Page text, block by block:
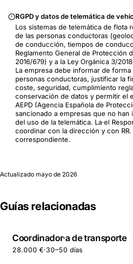
RGPD y datos de telemática de
Los sistemas de telemática de flota
de las personas conductoras
de conducción, tiempos de
Reglamento General de Protección
2016/679) y a la Ley Orgánica 3/
La empresa debe informar de forma
personas conductoras, justificar la
coste, seguridad, cumplimiento
conservación de datos y permitir el
AEPD (Agencia Española de
sancionado a empresas que no
del uso de la telemática. La·el
coordinar con la dirección y con
correspondiente.
Actualizado mayo de 2026
Guías relacionadas
Coordinador·a de transporte
28.000 €·30–50 días